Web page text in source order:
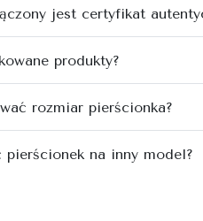
jest certyfikat
produkty?
rozmiar pierścionka?
pierścionek na inny model?